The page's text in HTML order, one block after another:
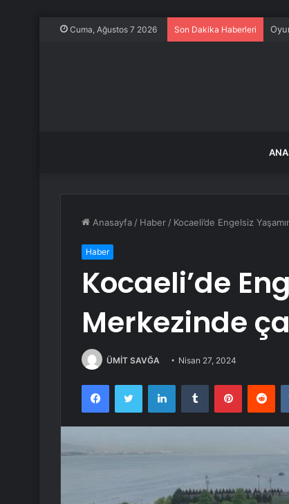
Cuma, Ağustos 7 2026 Son Dakika Haberleri
Anasayfa / Haber / Kocaeli’de Engelsiz
Haber
Kocaeli’de
Merkezinde
ÜMİT SAVĞA Nisan 27, 2024
FacebookTwitter LinkedInTumblr Pinterest